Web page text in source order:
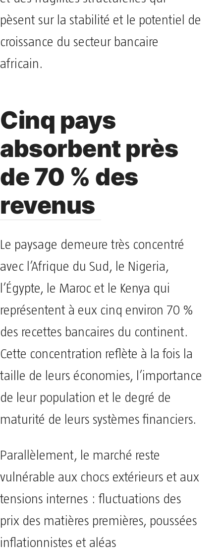
pèsent sur la stabilité et le potentiel de
croissance du secteur bancaire
africain.
Cinq pays
absorbent près
de 70 % des
revenus
Le paysage demeure très concentré
avec l’Afrique du Sud, le Nigeria,
l’Égypte, le Maroc et le Kenya qui
représentent à eux cinq environ 70 %
des recettes bancaires du continent.
Cette concentration reflète à la fois la
taille de leurs économies, l’importance
de leur population et le degré de
maturité de leurs systèmes financiers.
Parallèlement, le marché reste
vulnérable aux chocs extérieurs et aux
tensions internes : fluctuations des
prix des matières premières, poussées
inflationnistes et aléas